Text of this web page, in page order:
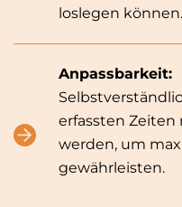
loslegen können.
Anpassbarkeit:
erfassten Zeiten
werden, um
gewährleisten.